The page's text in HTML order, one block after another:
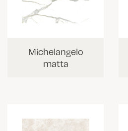
Michelangelo
matta